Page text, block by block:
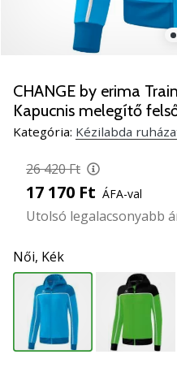
új
PUMA
Accelerate
NITRO
5
kézilabda
cipőket!
fel
a
technikai
újdonságokat
és
nézd
meg,
CHANGE by erima
Kapucnis melegítő
Kategória: Kézilabda
26 420 Ft
17 170 Ft ÁFA-val
Utolsó legalacsonyabb
Női, Kék